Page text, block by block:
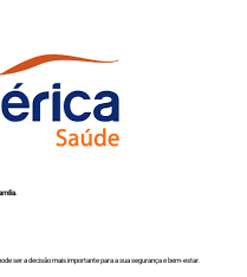
ser a decisão mais importante para a sua segurança e bem-estar.